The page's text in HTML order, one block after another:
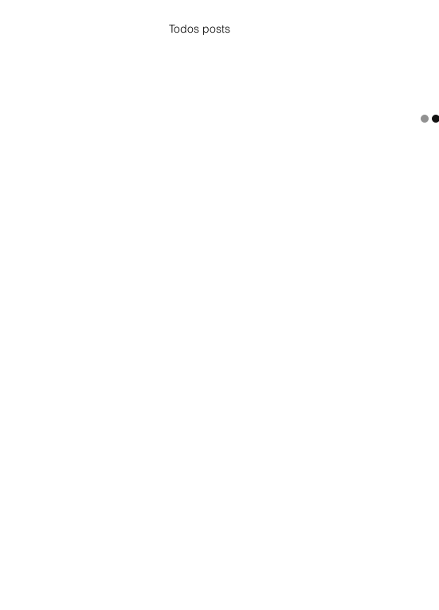
Todos posts